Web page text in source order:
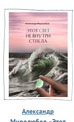
Александр